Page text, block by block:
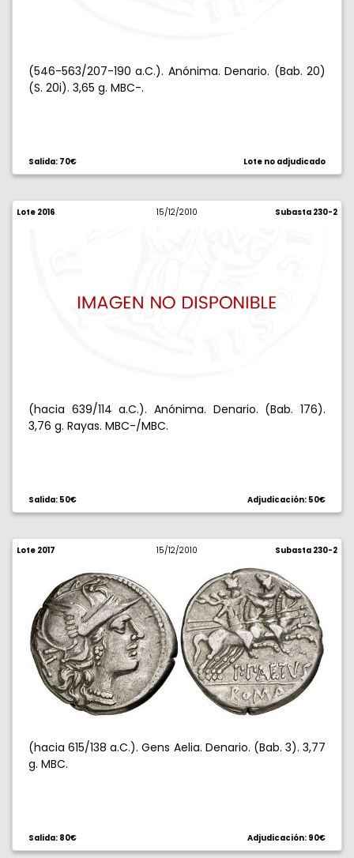
(546-563/207-190 a.C.). Anónima. Denario. (Bab. 20)
(S. 20i). 3,65 g. MBC-.
Salida: 70€ Lote no adjudicado
Lote 2016 15/12/2010 Subasta 230-2
(hacia 639/114 a.C.). Anónima. Denario. (Bab. 176).
3,76 g. Rayas. MBC-/MBC.
Salida: 50€ Adjudicación: 50€
Lote 2017 15/12/2010 Subasta 230-2
(hacia 615/138 a.C.). Gens Aelia. Denario. (Bab. 3). 3,77
g. MBC.
Salida: 80€ Adjudicación: 90€